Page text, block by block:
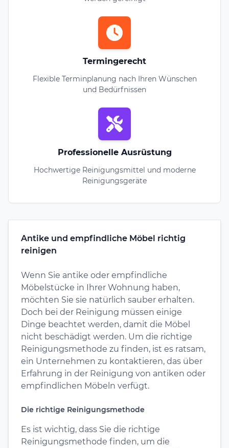
Termingerecht
Flexible Terminplanung nach Ihren Wünschen
und Bedürfnissen
Professionelle Ausrüstung
Hochwertige Reinigungsmittel und moderne
Reinigungsgeräte
Antike und empfindliche Möbel richtig
reinigen
Wenn Sie antike oder empfindliche
Möbelstücke in Ihrer Wohnung haben,
möchten Sie sie natürlich sauber erhalten.
Doch bei der Reinigung müssen einige
Dinge beachtet werden, damit die Möbel
nicht beschädigt werden. Um die richtige
Reinigungsmethode zu finden, ist es ratsam,
ein Unternehmen zu kontaktieren, das über
Erfahrung in der Reinigung von antiken oder
empfindlichen Möbeln verfügt.
Die richtige Reinigungsmethode
Es ist wichtig, dass Sie die richtige
Reinigungsmethode finden, um die